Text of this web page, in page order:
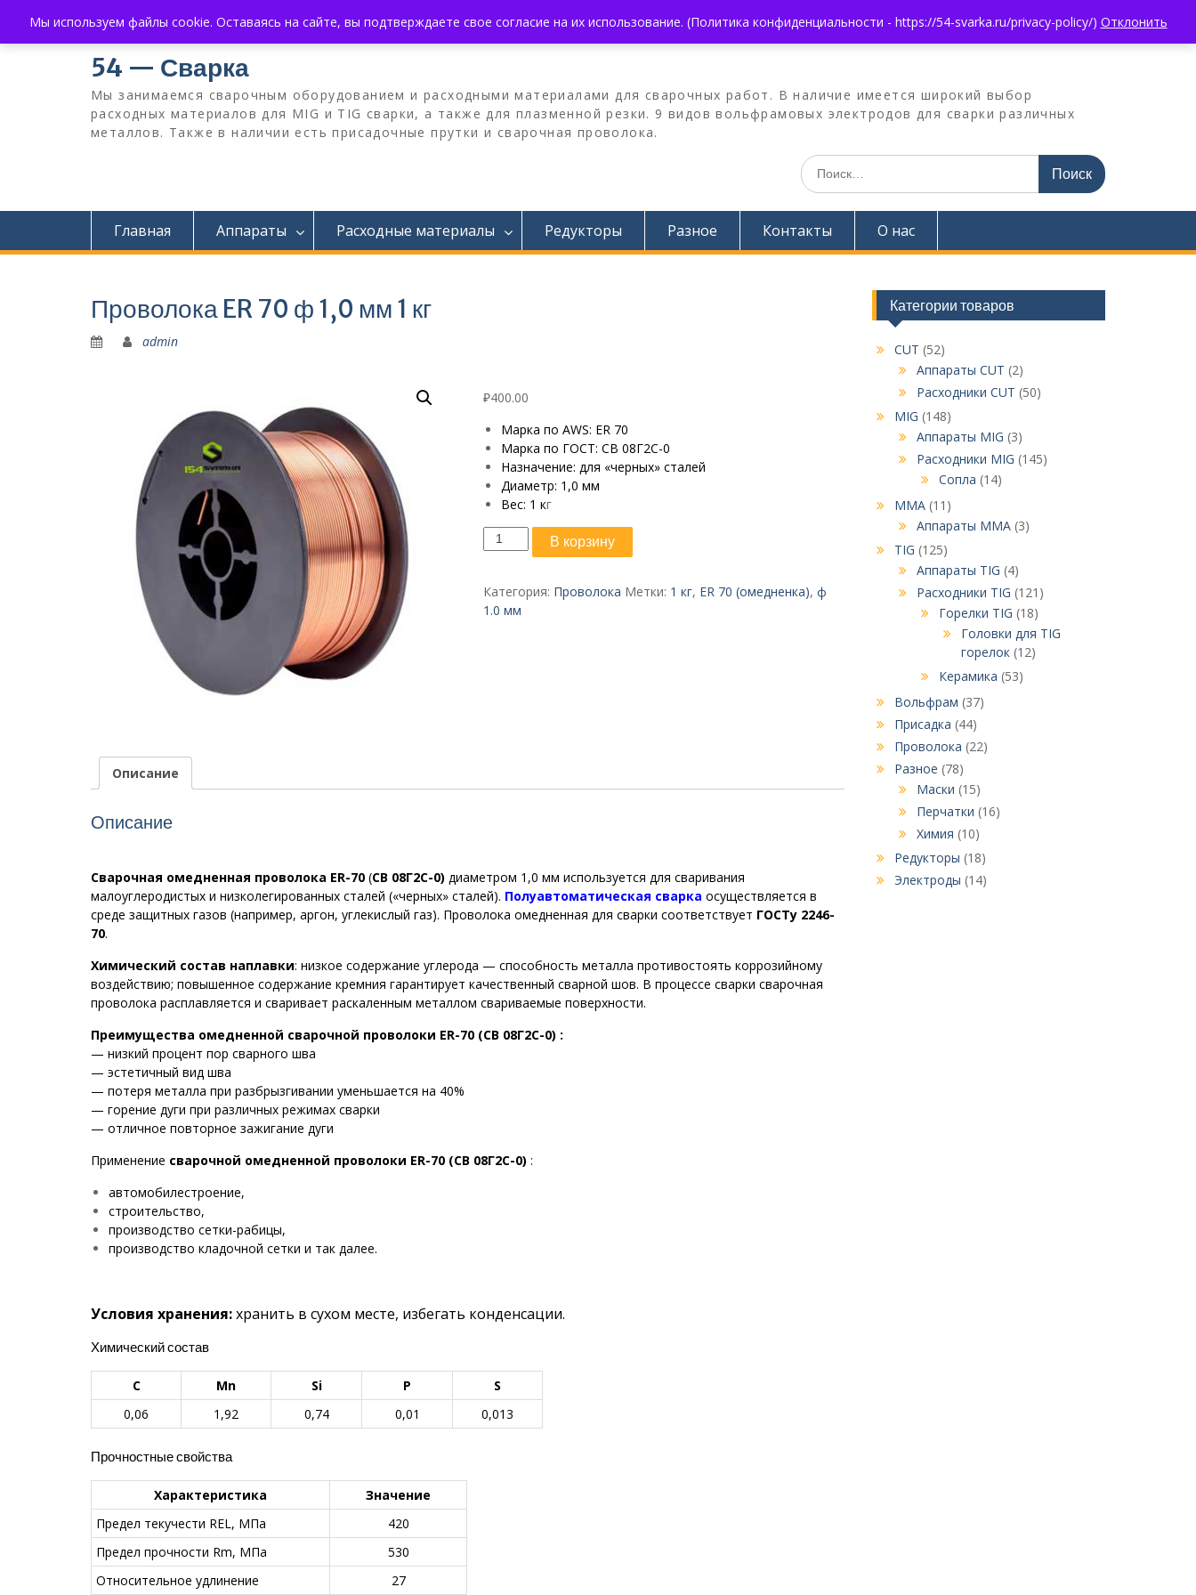
содержимому
+7 (383) 375-0008 3750008@mail.ru What's App: +7 930 858 02 99
54 — Сварка
Мы занимаемся сварочным оборудованием и расходными материалами для сварочных работ. В наличие имеется широкий выбор
расходных материалов для MIG и TIG сварки, а также для плазменной резки. 9 видов вольфрамовых электродов для сварки различных
металлов. Также в наличии есть присадочные прутки и сварочная проволока.
Искать:
Главная Аппараты Расходные материалы Редукторы Разное Контакты О нас
Проволока ER 70 ф 1,0 мм 1 кг
admin
₽400.00
Марка по AWS: ER 70
Марка по ГОСТ: СВ 08Г2С-0
Назначение: для «черных» сталей
Диаметр: 1,0 мм
Вес: 1 кг
Количество
товара
ER
70
В корзину
Категория: Проволока Метки: 1 кг, ER 70 (омедненка), ф
1.0 мм
Описание
Описание
Сварочная омедненная проволока ER-70 (СВ 08Г2С-0) диаметром 1,0 мм используется для сваривания
малоуглеродистых и низколегированных сталей («черных» сталей). Полуавтоматическая сварка осуществляется в
среде защитных газов (например, аргон, углекислый газ). Проволока омедненная для сварки соответствует ГОСТу 2246-
70.
Химический состав наплавки: низкое содержание углерода — способность металла противостоять коррозийному
воздействию; повышенное содержание кремния гарантирует качественный сварной шов. В процессе сварки сварочная
проволока расплавляется и сваривает раскаленным металлом свариваемые поверхности.
Преимущества омедненной сварочной проволоки ER-70 (СВ 08Г2С-0) :
— низкий процент пор сварного шва
— эстетичный вид шва
— потеря металла при разбрызгивании уменьшается на 40%
— горение дуги при различных режимах сварки
— отличное повторное зажигание дуги
Применение сварочной омедненной проволоки ER-70 (СВ 08Г2С-0) :
автомобилестроение,
строительство,
производство сетки-рабицы,
производство кладочной сетки и так далее.
Условия хранения:хранить в сухом месте, избегать конденсации.
Химический состав
С Mn Si P
S
0,06
1,92 0,74 0,01 0,013
Прочностные свойства
Характеристика
Значение
Предел текучести REL, МПа
420
Предел прочности Rm, МПа
530
Относительное удлинение
27
Категории товаров
CUT (52)
Аппараты CUT (2)
Расходники CUT (50)
MIG (148)
Аппараты MIG (3)
Расходники MIG (145)
Сопла (14)
MMA (11)
Аппараты MMA (3)
TIG (125)
Аппараты TIG (4)
Расходники TIG (121)
Горелки TIG (18)
Головки для TIG
горелок (12)
Керамика (53)
Вольфрам (37)
Присадка (44)
Проволока (22)
Разное (78)
Маски (15)
Перчатки (16)
Химия (10)
Редукторы (18)
Электроды (14)
Мы используем файлы cookie. Оставаясь на сайте, вы подтверждаете свое согласие на их использование. (Политика конфиденциальности - https://54-svarka.ru/privacy-policy/) Отклонить